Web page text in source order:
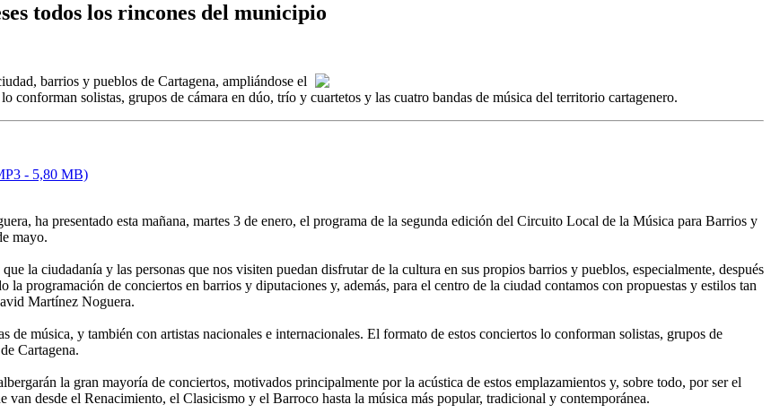
todos los rincones del municipio
barrios y pueblos de Cartagena, ampliándose el
conforman solistas, grupos de cámara en dúo, trío y cuartetos y las cuatro bandas de música del territorio cartagenero.
- 5,80 MB)
ha presentado esta mañana, martes 3 de enero, el programa de la segunda edición del Circuito Local de la Música para Barrios y
mayo.
la ciudadanía y las personas que nos visiten puedan disfrutar de la cultura en sus propios barrios y pueblos, especialmente, después
programación de conciertos en barrios y diputaciones y, además, para el centro de la ciudad contamos con propuestas y estilos tan
Martínez Noguera.
de música, y también con artistas nacionales e internacionales. El formato de estos conciertos lo conforman solistas, grupos de
Cartagena.
la gran mayoría de conciertos, motivados principalmente por la acústica de estos emplazamientos y, sobre todo, por ser el
desde el Renacimiento, el Clasicismo y el Barroco hasta la música más popular, tradicional y contemporánea.